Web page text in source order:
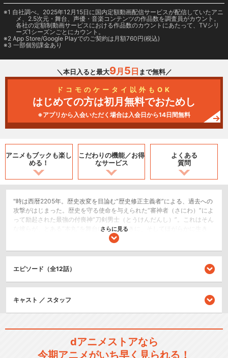
1 自社調べ。2025年12月15日に国内定額動画配信サービスが配信していたアニ
メ、2.5次元・舞台、声優・音楽コンテンツの作品数を調査員がカウント。
各社の定額制動画サービスにおける作品数のカウントにあたって、TVシリ
ーズ1シーズンごとにカウント。
2 App Store/Google Playでのご契約は月額760円(税込)
3 一部個別課金あり
＼本日入ると最大9月 5 日 まで無料／
ドコモのケータイ以外もOK
はじめての方は初月無料でおためし
※アプリから入会いただく場合は入会日から14日間無料
アニメもブックも楽し
める！
こだわりの機能／お得
なサービス
よくある
質問
"時は西暦2205年。歴史改変を目論む“歴史修正主義者”による、過去への
攻撃がはじまった。歴史を守る使命を与えられた“審神者（さにわ）”によ
って励起された最強の付喪神“刀剣男士（とうけんだんし）”。これはそん
な彼らが、とある“本丸”を舞台に、ひたむきに、そしてほがらかに生き
ドラマ/青春
さらに見る
エピソード（全12話）
キャスト ／ スタッフ
dアニメストアなら
今期アニメがいち早く見られる！